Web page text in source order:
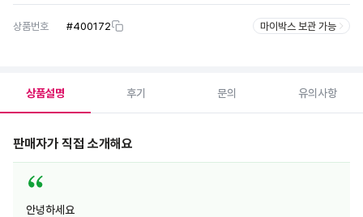
상품번호 #400172 마이박스 보관 가능
상품설명 후기 문의 유의사항
판매자가 직접 소개해요
안녕하세요